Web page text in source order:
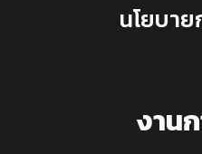
นโยบา
งาน